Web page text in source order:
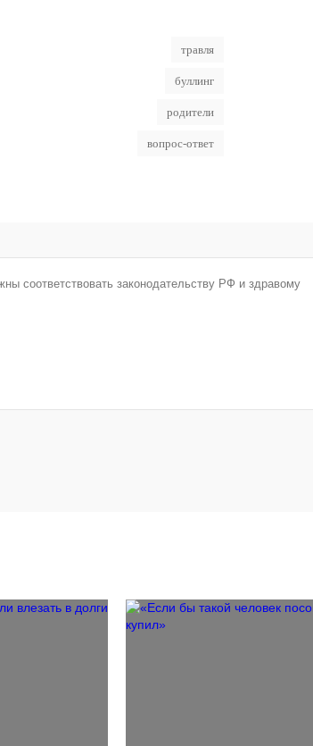
травля
буллинг
родители
вопрос-ответ